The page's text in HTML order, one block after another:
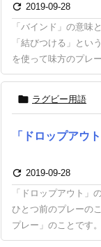
 2019-09-28
「バインド」の意味
「結びつける」とい
を使って味方のプレ
 ラグビー用語
「ドロップアウ
 2019-09-28
「ドロップアウト」
ひとつ前のプレーの
プレー」のことです